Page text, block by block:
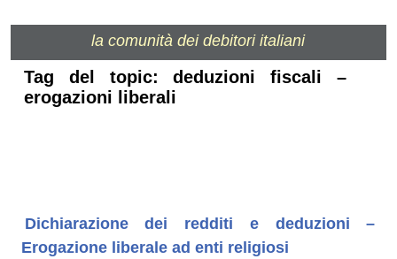
la comunità dei debitori italiani
Tag del topic: deduzioni fiscali –
erogazioni liberali
Dichiarazione dei redditi e deduzioni –
Erogazione liberale ad enti religiosi